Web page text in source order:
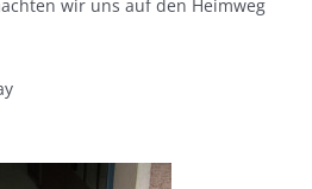
wir uns auf den Heimweg